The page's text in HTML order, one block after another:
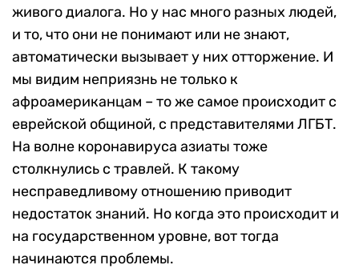
живого диалога. Но у нас много разных людей,
и то, что они не понимают или не знают,
автоматически вызывает у них отторжение. И
мы видим неприязнь не только к
афроамериканцам – то же самое происходит с
еврейской общиной, с представителями ЛГБТ.
На волне коронавируса азиаты тоже
столкнулись с травлей. К такому
несправедливому отношению приводит
недостаток знаний. Но когда это происходит и
на государственном уровне, вот тогда
начинаются проблемы.